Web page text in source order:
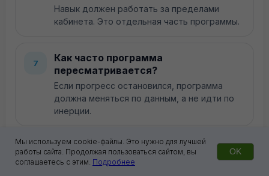
Навык должен работать за пределами
кабинета. Это отдельная часть программы.
7
Как часто программа
пересматривается?
Если прогресс остановился, программа
должна меняться по данным, а не идти по
инерции.
Красный флаг
Мы используем cookie-файлы. Это нужно для лучшей
работы сайта. Продолжая пользоваться сайтом, вы
соглашаетесь с этим. Подробнее
OK